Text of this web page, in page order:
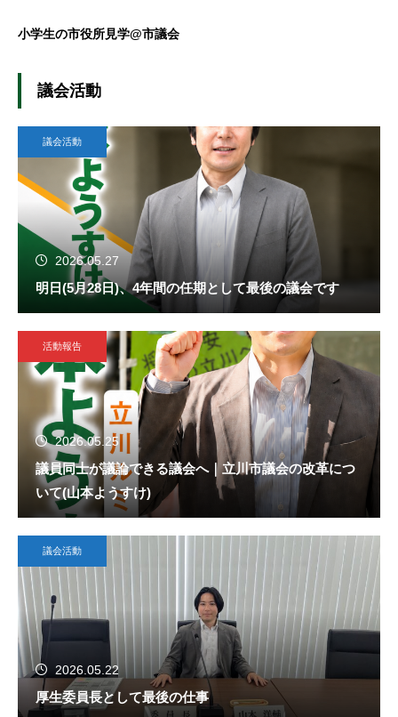
小学生の市役所見学@市議会
議会活動
議会活動
2026.05.27
明日(5月28日)、4年間の任期として最後の議会です
活動報告
2026.05.25
議員同士が議論できる議会へ｜立川市議会の改革につ
いて(山本ようすけ)
議会活動
2026.05.22
厚生委員長として最後の仕事